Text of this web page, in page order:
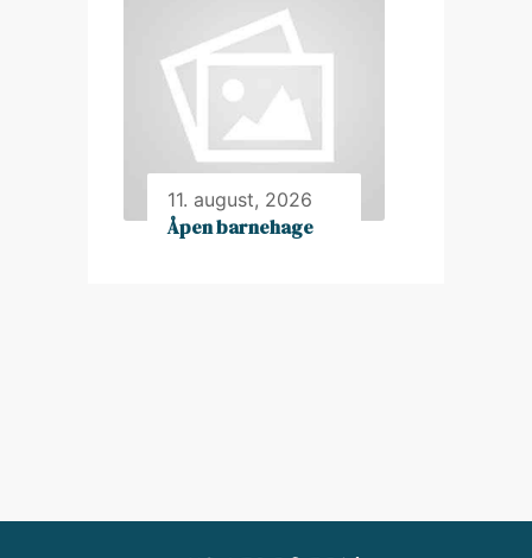
11. august, 2026
Åpen barnehage